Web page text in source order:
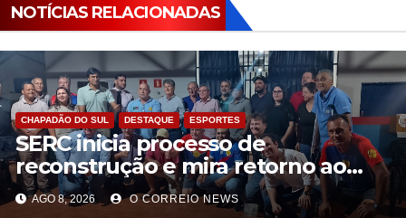
NOTÍCIAS RELACIONADAS
CHAPADÃO DO SUL DESTAQUE ESPORTES
SERC inicia processo de
reconstrução e mira retorno ao
futebol profissional em Chapadão
do Sul
AGO 8, 2026 O CORREIO NEWS